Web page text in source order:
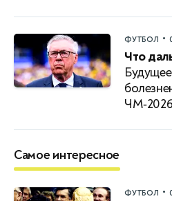
ФУТБОЛ •
Что
ЧМ‑2026
Самое интересное
ФУТБОЛ •